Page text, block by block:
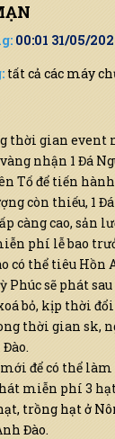
00:01 31/05/
tất cả các máy
thời gian event
nhận 1 Đá
Tố để tiến
còn thiếu, 1
càng cao, sản
phí lễ bao
có thể tiêu Hồn
Phúc sẽ phát
bỏ, kịp thời
thời gian sk,
để có thể
miễn phí 3
trồng hạt ở
Đào.
code